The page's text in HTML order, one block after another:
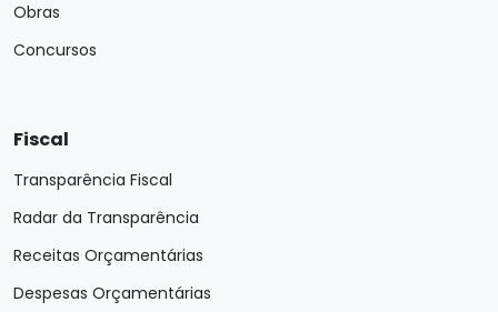
Obras
Concursos
Fiscal
Transparência Fiscal
Radar da Transparência
Receitas Orçamentárias
Despesas Orçamentárias